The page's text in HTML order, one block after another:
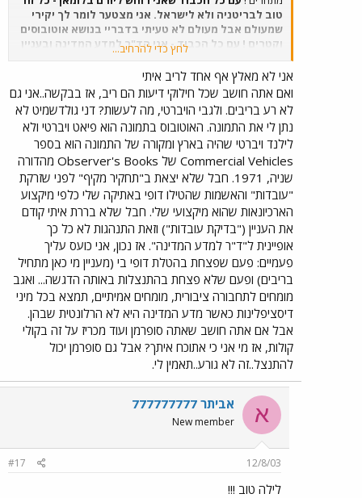
טוב לבריטניה ולא לישראל. אני מצטער לומר לך יקירי
שמעולם אבל מעולם לא טעיתי בדבריי בנושא אוטובוסים
וקטרים ! עם כל הכבוד - אני הד"ר למדע המדינה ובעניין
הנקודתי הזה של ההפרטה - לא תוכל להתעמת איתי
כבודו. לאחר שאבצע תחקיר מקיף ובדיקת העובדות
בקשר לנושא בו רצית את התנצלותי, אתנצל אם צדקת.
בינתיים, הנושא נמצא בבדיקה עובדתית של החומרים
שביקשת מכבוד המנהל הדגול - מר גולדשמידט. הד"ר.
לחץ כדי להרחיב...
אני לא מאלץ אף אחד לריב איתי
ואם אתה חושב שכל חילוקי דיעות הם ריב, אז בבקשה..אני גם
לא רע בריבים. ולגבי הויברטי, מה לעשות? דני גולדשמיט לא
נתן לי את התמונה. האוטובוס בתמונה הוא פיאט ויברטי ולא
לילנד ויברטי שהיה בארץ ומקורה של התמונה הוא בספר
Commercial Vehicles של Observer's Books מהדורה
שניה, 1971. חבל שלא יצאת ב"תחקיר מקיף" לפני שזרקת
"עובדות" והאשמות שהטילו דופי באתיקה שלי כלפי מיקצוע
הארכיונאות שהוא מיקצועי שלי. חבל שלא בררת איתי קודם
את העניין ("בדיקת עובדות") וזאת התנהגות לא כל כך
אופיינית ל"ד"ר למדע המדינה". אז נכון, אני כועס עליך
פעמיים: פעם שפצחת בהטלת דופי בי (מעניין מי כאן מתחיל
בריבים) ופעם שלא פצחת בהתנצלות באותה הדגשה... ואגב
מומחים לתחבורה ציבורית, מומחים אמיתיים, תמצא בכל מיני
דיסציפלינות כאשר מדע המדינה היא לא הרלונטית שבהן.
אבל אם אתה חושב שאתה סופרמן ועוד מכריז על זה בקולי
קולות, אז מי אני כי אתוכח איתך? אבל גם סופרמן יכול
להתנצל..זה לא גורע..תאמין לי.
א אביתר 777777777
New member
12/8/03
#17
לילה טוב !!!